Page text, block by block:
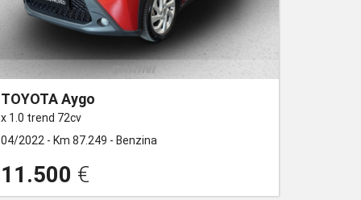
TOYOTA Aygo
x 1.0 trend 72cv
04/2022 - Km 87.249 - Benzina
11.500 €